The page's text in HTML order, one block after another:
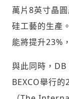
萬片8英寸晶
硅工藝的生產
能將提升23%
與此同時，
BEXCO舉行